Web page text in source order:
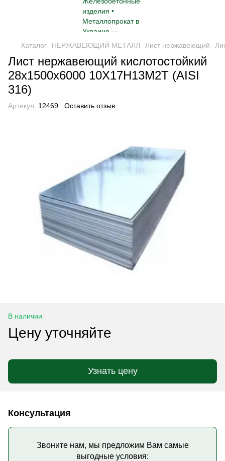
Каталог НЕРЖАВЕЮЩИЙ МЕТАЛЛ Лист нержавеющий
Лист нержавеющий кислотостойкий
28х1500х6000 10Х17Н13М2Т (AISI
316)
Артикул: 12469 Оставить отзыв
В наличии
Цену уточняйте
Узнать цену
Консультация
Звоните нам, мы предложим Вам самые
выгодные условия: